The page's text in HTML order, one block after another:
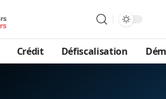
Crédit Défiscalisation